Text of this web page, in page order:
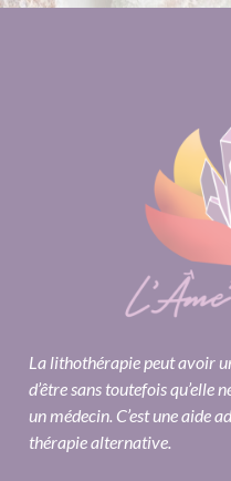
La lithothérapie peut avoir
d’être sans toutefois qu’elle
un médecin. C’est une aide
thérapie alternative.